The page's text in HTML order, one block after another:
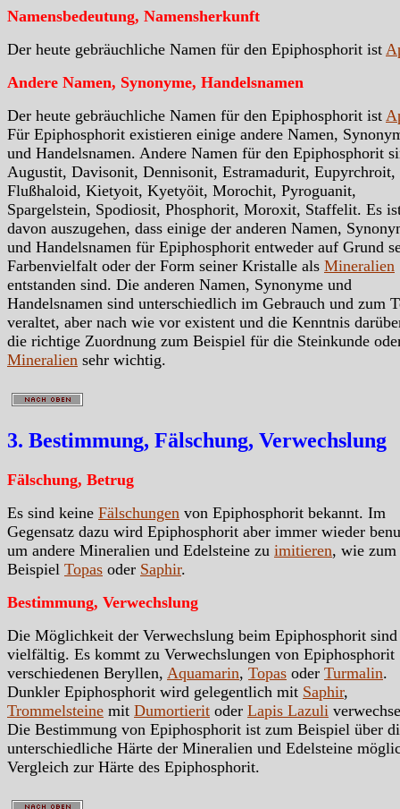
Namensbedeutung, Namensherkunft
Der heute gebräuchliche Namen für den Epiphosphorit ist
Andere Namen, Synonyme, Handelsnamen
Der heute gebräuchliche Namen für den Epiphosphorit ist
Für Epiphosphorit existieren einige andere Namen,
und Handelsnamen. Andere Namen für den Epiphosphorit
Augustit, Davisonit, Dennisonit, Estramadurit, Eupyrchroit,
Flußhaloid, Kietyoit, Kyetyöit, Morochit, Pyroguanit,
Spargelstein, Spodiosit, Phosphorit, Moroxit, Staffelit. Es
davon auszugehen, dass einige der anderen Namen,
und Handelsnamen für Epiphosphorit entweder auf Grund
Farbenvielfalt oder der Form seiner Kristalle als Mineralien
entstanden sind. Die anderen Namen, Synonyme und
Handelsnamen sind unterschiedlich im Gebrauch und zum
veraltet, aber nach wie vor existent und die Kenntnis
die richtige Zuordnung zum Beispiel für die Steinkunde
Mineralien sehr wichtig.
3. Bestimmung, Fälschung, Verwechslung
Fälschung, Betrug
Es sind keine Fälschungen von Epiphosphorit bekannt. Im
Gegensatz dazu wird Epiphosphorit aber immer wieder
um andere Mineralien und Edelsteine zu imitieren, wie zum
Beispiel Topas oder Saphir.
Bestimmung, Verwechslung
Die Möglichkeit der Verwechslung beim Epiphosphorit sind
vielfältig. Es kommt zu Verwechslungen von
verschiedenen Beryllen, Aquamarin, Topas oder Turmalin.
Dunkler Epiphosphorit wird gelegentlich mit Saphir,
Trommelsteine mit Dumortierit oder Lapis Lazuli
Die Bestimmung von Epiphosphorit ist zum Beispiel über
unterschiedliche Härte der Mineralien und Edelsteine
Vergleich zur Härte des Epiphosphorit.